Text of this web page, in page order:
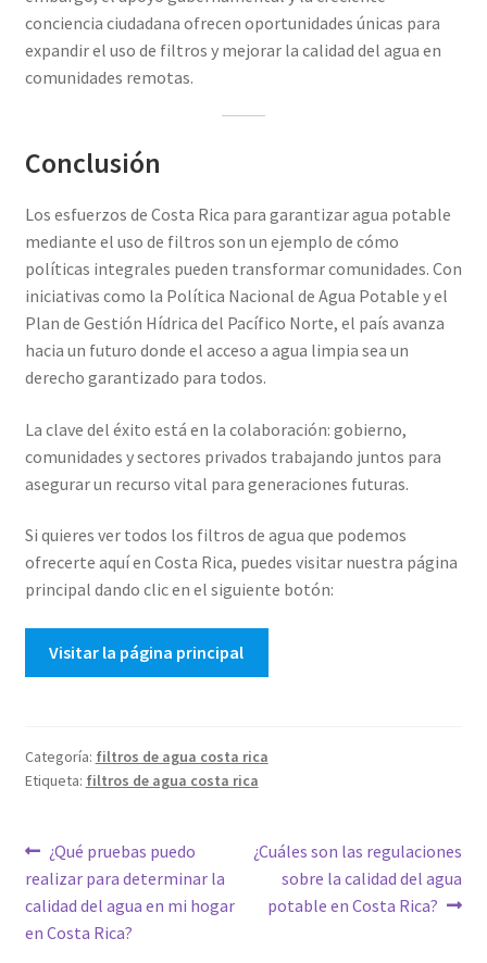
conciencia ciudadana ofrecen oportunidades únicas para
expandir el uso de filtros y mejorar la calidad del agua en
comunidades remotas.
Conclusión
Los esfuerzos de Costa Rica para garantizar agua potable
mediante el uso de filtros son un ejemplo de cómo
políticas integrales pueden transformar comunidades. Con
iniciativas como la Política Nacional de Agua Potable y el
Plan de Gestión Hídrica del Pacífico Norte, el país avanza
hacia un futuro donde el acceso a agua limpia sea un
derecho garantizado para todos.
La clave del éxito está en la colaboración: gobierno,
comunidades y sectores privados trabajando juntos para
asegurar un recurso vital para generaciones futuras.
Si quieres ver todos los filtros de agua que podemos
ofrecerte aquí en Costa Rica, puedes visitar nuestra página
principal dando clic en el siguiente botón:
Visitar la página principal
Categoría: filtros de agua costa rica
Etiqueta: filtros de agua costa rica
Navegación
de
entradas
Anterior:
¿Qué pruebas puedo
realizar para determinar la
calidad del agua en mi hogar
en Costa Rica?
Siguiente:
¿Cuáles son las regulaciones
sobre la calidad del agua
potable en Costa Rica?